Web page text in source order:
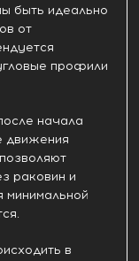
быть идеально
от
профили
начала
движения
раковин и
минимальной
в